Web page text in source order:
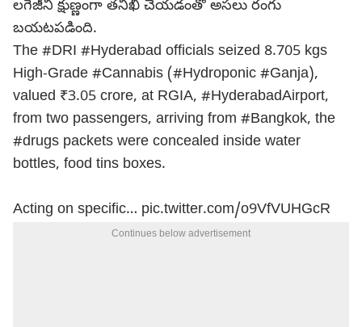
లగేజీని క్షుణ్ణంగా తనిఖీ చేయడంతో అసలు రంగు
బయటపడింది.
The #DRI #Hyderabad officials seized 8.705 kgs
High-Grade #Cannabis (#Hydroponic #Ganja),
valued ₹3.05 crore, at RGIA, #HyderabadAirport,
from two passengers, arriving from #Bangkok, the
#drugs packets were concealed inside water
bottles, food tins boxes.
Acting on specific… pic.twitter.com/o9VfVUHGcR
Continues below advertisement